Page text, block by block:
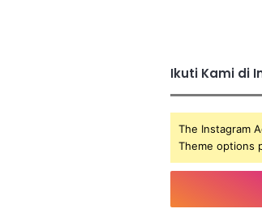
Ikuti Kami di
The Instagram
Theme options